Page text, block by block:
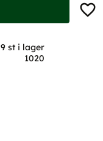
9 st i lager
1020